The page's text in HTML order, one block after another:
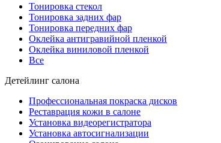
Тонировка стекол
Тонировка задних фар
Тонировка передних фар
Оклейка антигравийной пленкой
Оклейка виниловой пленкой
Все
Детейлинг салона
Профессиональная покраска дисков
Реставрация кожи в салоне
Установка видеорегистратора
Установка автосигнализации